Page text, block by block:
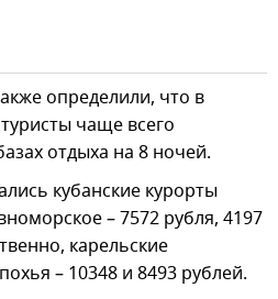
определили, что в
чаще всего
отдыха на 8 ночей.
кубанские курорты
– 7572 рубля, 4197
карельские
– 10348 и 8493 рублей.